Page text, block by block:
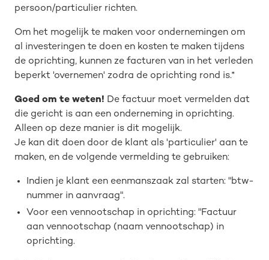
persoon/particulier richten.
Om het mogelijk te maken voor ondernemingen om
al investeringen te doen en kosten te maken tijdens
de oprichting, kunnen ze facturen van in het verleden
beperkt 'overnemen' zodra de oprichting rond is.*
Goed om te weten! De factuur moet vermelden dat
die gericht is aan een onderneming in oprichting.
Alleen op deze manier is dit mogelijk.
Je kan dit doen door de klant als 'particulier' aan te
maken, en de volgende vermelding te gebruiken:
Indien je klant een eenmanszaak zal starten: "btw-
nummer in aanvraag".
Voor een vennootschap in oprichting: "Factuur
aan vennootschap (naam vennootschap) in
oprichting.